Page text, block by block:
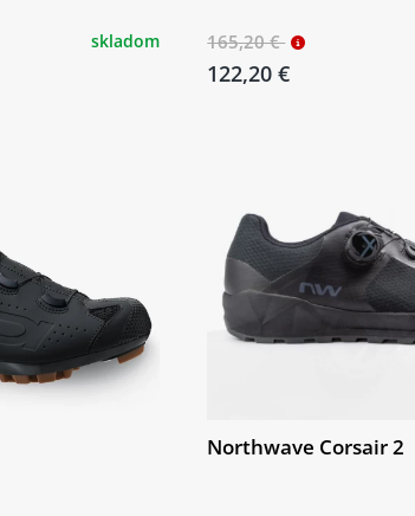
skladom 165,20 €
122,20 €
Northwave Corsair 2